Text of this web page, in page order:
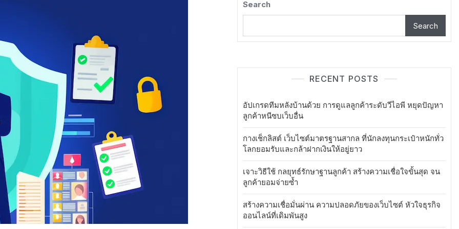
Search
Search
RECENT POSTS
อัปเกรดทีมหลังบ้านด้วย การดูแลลูกค้าระดับวีไอพี หยุดปัญหา
ลูกค้าหนีซบเว็บอื่น
กางเช็กลิสต์ เว็บไซต์มาตรฐานสากล ที่นักลงทุนกระเป๋าหนักทั่ว
โลกยอมรับและกล้าฝากเงินให้อยู่ยาว
เจาะวิธีใช้ กลยุทธ์รักษาฐานลูกค้า สร้างความเชื่อใจขั้นสุด จน
ลูกค้ายอมจ่ายซ้ำ
สร้างความเชื่อมั่นผ่าน ความปลอดภัยของเว็บไซต์ หัวใจธุรกิจ
ออนไลน์ที่เดิมพันสูง